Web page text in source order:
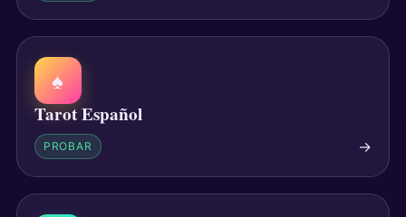
♠
Tarot Español
PROBAR →